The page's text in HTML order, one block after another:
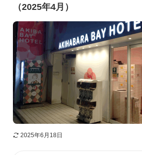
（2025年4月）
2025年6月18日